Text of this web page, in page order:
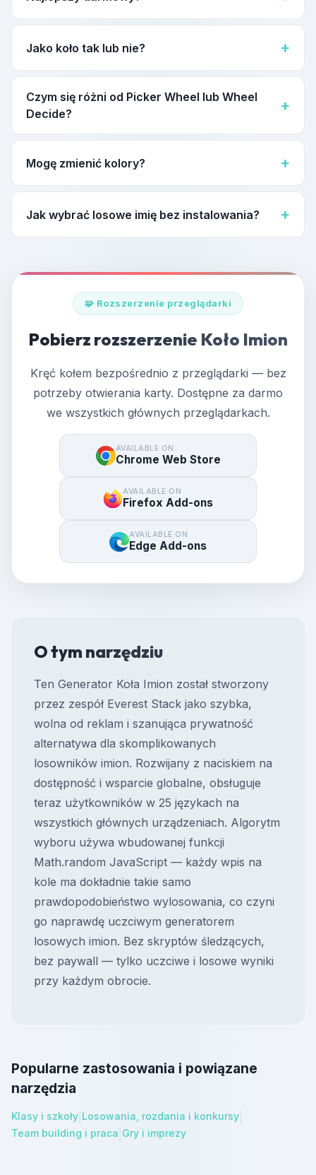
wielojęzyczny, na wszystkie urządzenia. Ten Generator
Jako koło tak lub nie?
opcji. Generator losowego wyboru na każdą decyzję.
Czym się różni od Picker Wheel lub Wheel
Decide?
przeglądarce. Konfetti i tryb ciemny dla profesjonalnych
Mogę zmienić kolory?
tryb jasny/ciemny i tasuj wpisy.
Jak wybrać losowe imię bez instalowania?
🧩 Rozszerzenie przeglądarki
Pobierz rozszerzenie Koło Imion
Kręć kołem bezpośrednio z przeglądarki — bez
potrzeby otwierania karty. Dostępne za darmo
we wszystkich głównych przeglądarkach.
AVAILABLE ON
Chrome Web Store
AVAILABLE ON
Firefox Add-ons
AVAILABLE ON
Edge Add-ons
O tym narzędziu
Ten Generator Koła Imion został stworzony
przez zespół Everest Stack jako szybka,
wolna od reklam i szanująca prywatność
alternatywa dla skomplikowanych
losowników imion. Rozwijany z naciskiem na
dostępność i wsparcie globalne, obsługuje
teraz użytkowników w 25 językach na
wszystkich głównych urządzeniach. Algorytm
wyboru używa wbudowanej funkcji
Math.random JavaScript — każdy wpis na
kole ma dokładnie takie samo
prawdopodobieństwo wylosowania, co czyni
go naprawdę uczciwym generatorem
losowych imion. Bez skryptów śledzących,
bez paywall — tylko uczciwe i losowe wyniki
przy każdym obrocie.
Popularne zastosowania i powiązane
narzędzia
Klasy i szkoły Losowania, rozdania i konkursy
Team building i praca Gry i imprezy